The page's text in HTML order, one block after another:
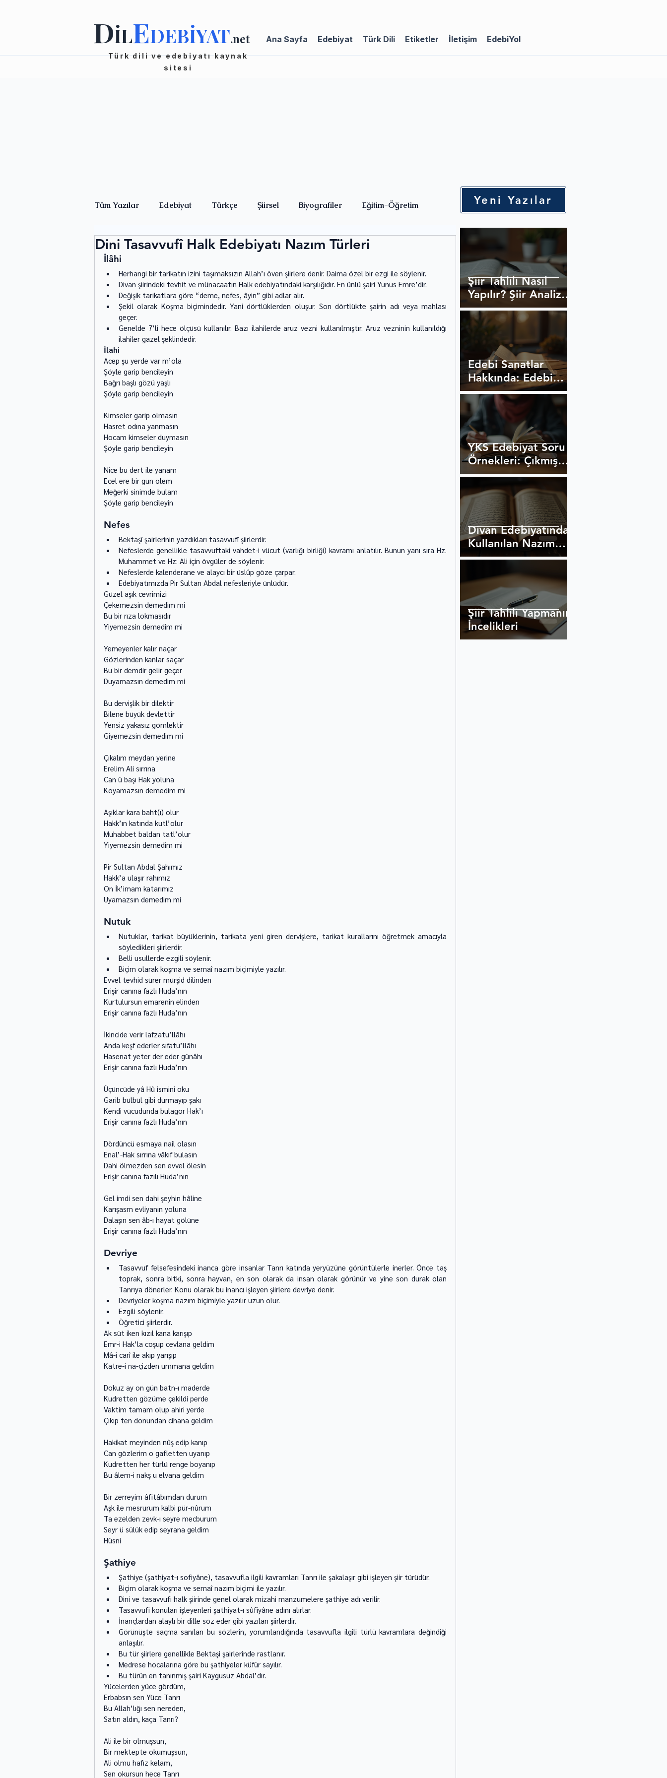
DİLEDEBİYAT.net Ana Sayfa Edebiyat Türk Dili Etiketler İletişim EdebiYol
Türk dili ve edebiyatı kaynak
sitesi
Tüm Yazılar Edebiyat Türkçe Şiirsel Biyografiler Eğitim-Öğretim
Dini Tasavvufî Halk Edebiyatı Nazım Türleri
İlâhi
Herhangi bir tarikatın izini taşımaksızın Al­lah’ı öven şiirlere denir. Daima özel bir ezgi ile söylenir.
Divan şiirindeki tevhit ve münacaatın Halk edebiyatındaki karşılığıdır. En ünlü şairi Yunus Emre’dir.
Değişik tarikatlara göre “deme, nefes, âyin” gibi adlar alır.
Şekil olarak Koşma biçimindedir. Yani dörtlüklerden oluşur. Son dörtlükte şairin adı veya mahlası
geçer.
Genelde 7’li hece ölçüsü kullanılır. Bazı ilahilerde aruz vezni kullanılmıştır. Aruz vezninin kullanıldığı
ilahiler gazel şeklindedir.
İlahi
Acep şu yerde var m’ola
Şöyle garip bencileyin
Bağrı başlı gözü yaşlı
Şöyle garip bencileyin
Kimseler garip olmasın
Hasret odına yanmasın
Hocam kimseler duymasın
Şöyle garip bencileyin
Nice bu dert ile yanam
Ecel ere bir gün ölem
Meğerki sinimde bulam
Şöyle garip bencileyin
Nefes
Bektaşî şairlerinin yazdıkları tasavvufî şiirlerdir.
Nefeslerde genellikle tasavvuftaki vahdet-i vücut (varlığı birliği) kavramı anlatılır. Bunun yanı sıra Hz.
Muhammet ve Hz: Ali için övgüler de söylenir.
Nefeslerde kalenderane ve alaycı bir üslûp göze çarpar.
Edebiyatımızda Pir Sultan Abdal nefesleriyle ünlüdür.
Güzel aşık cevrimizi
Çekemezsin demedim mi
Bu bir rıza lokmasıdır
Yiyemezsin demedim mi
Yemeyenler kalır naçar
Gözlerinden kanlar saçar
Bu bir demdir gelir geçer
Duyamazsın demedim mi
Bu dervişlik bir dilektir
Bilene büyük devlettir
Yensiz yakasız gömlektir
Giyemezsin demedim mi
Çıkalım meydan yerine
Erelim Ali sırrına
Can ü başı Hak yoluna
Koyamazsın demedim mi
Aşıklar kara baht(ı) olur
Hakk’ın katında kutl’olur
Muhabbet baldan tatl’olur
Yiyemezsin demedim mi
Pir Sultan Abdal Şahımız
Hakk’a ulaşır rahımız
On İk’imam katarımız
Uyamazsın demedim mi
Nutuk
Nutuklar, tarikat büyüklerinin, tarikata yeni giren dervişlere, tarikat kurallarını öğretmek amacıyla
söyledikleri şiirlerdir.
Belli usullerde ezgili söylenir.
Biçim olarak koşma ve semaî nazım biçimiyle yazılır.
Evvel tevhid sürer mürşid dilinden
Erişir canına fazlı Huda’nın
Kurtulursun emarenin elinden
Erişir canına fazlı Huda’nın
İkincide verir lafzatu’llâhı
Anda keşf ederler sıfatu’llâhı
Hasenat yeter der eder günâhı
Erişir canına fazlı Huda’nın
Üçüncüde yâ Hû ismini oku
Garib bülbül gibi durmayıp şakı
Kendi vücudunda bulagör Hak’ı
Erişir canına fazlı Huda’nın
Dördüncü esmaya nail olasın
Enal’-Hak sırrına vâkıf bulasın
Dahi ölmezden sen evvel ölesin
Erişir canına fazılı Huda’nın
Gel imdi sen dahi şeyhin hâline
Karışasm evliyanın yoluna
Dalaşın sen âb-ı hayat gölüne
Erişir canına fazlı Huda’nın
Devriye
Tasavvuf felsefesindeki inanca göre insanlar Tanrı katında yeryüzüne görüntülerle inerler. Önce taş
toprak, sonra bitki, sonra hayvan, en son olarak da insan olarak görünür ve yine son durak olan
Tanrıya dönerler. Konu olarak bu inancı işleyen şiirlere devriye denir.
Devriyeler koşma nazım biçimiyle yazılır uzun olur.
Ezgili söylenir.
Öğretici şiirlerdir.
Ak süt iken kızıl kana karışıp
Emr-i Hak’la coşup cevlana geldim
Mâ-i carî ile akıp yarışıp
Katre-i na-çizden ummana geldim
Dokuz ay on gün batn-ı maderde
Kudretten gözüme çekildi perde
Vaktim tamam olup ahiri yerde
Çıkıp ten donundan cihana geldim
Hakikat meyinden nûş edip kanıp
Can gözlerim o gafletten uyanıp
Kudretten her türlü renge boyanıp
Bu âlem-i nakş u elvana geldim
Bir zerreyim âfitâbımdan durum
Aşk ile mesrurum kalbi pür-nûrum
Ta ezelden zevk-ı seyre mecburum
Seyr ü sülük edip seyrana geldim
Hüsni
Şathiye
Şathiye (şathiyat-ı sofiyâne), tasavvufla ilgili kavramları Tanrı ile şakalaşır gibi işleyen şiir türüdür.
Biçim olarak koşma ve semaî nazım biçimi ile yazılır.
Dini ve tasavvufi halk şiirinde genel olarak mizahi manzumelere şathiye adı verilir.
Tasavvufi konuları işleyenleri şathiyat-ı sûfiyâne adını alırlar.
İnançlardan alaylı bir dille söz eder gibi yazılan şiirlerdir.
Görünüşte saçma sanılan bu sözlerin, yorumlandığında tasavvufla ilgili türlü kavramlara değindiği
anlaşılır.
Bu tür şiirlere genellikle Bektaşi şairlerinde rastlanır.
Medrese hocalarına göre bu şathiyeler küfür sayılır.
Bu türün en tanınmış şairi Kaygusuz Abdal’dır.
Yücelerden yüce gördüm,
Erbabsın sen Yüce Tanrı
Bu Allah’lığı sen nereden,
Satın aldın, kaça Tanrı?
Ali ile bir olmuşsun,
Bir mektepte okumuşsun,
Ali olmu hafız kelam,
Sen okursun hece Tanrı
Şiir Tahlili Nasıl
Yapılır? Şiir Analizi
Yöntemleri
Edebi Sanatlar
Hakkında: Edebi
Sanatlar ve
Açıklamaları
YKS Edebiyat Soru
Örnekleri: Çıkmış
Sorular Rehberi
Divan Edebiyatında
Kullanılan Nazım
Biçimleri
Şiir Tahlili Yapmanın
İncelikleri
Yeni Yazılar